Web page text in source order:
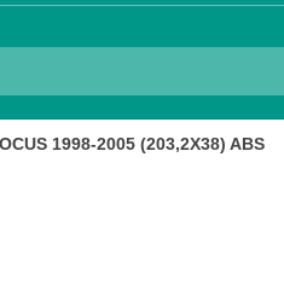
1998-2005 (203,2X38) ABS